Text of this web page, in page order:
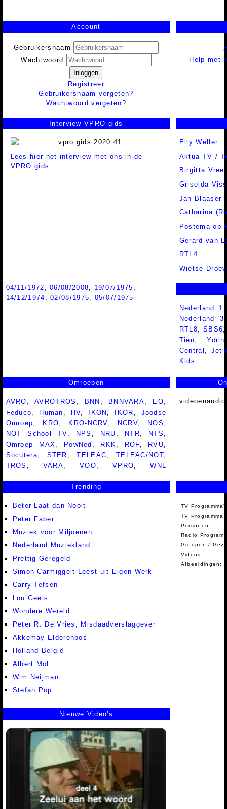
Account
Gebruikersnaam
Wachtwoord
Inloggen
Registreer
Gebruikersnaam vergeten?
Wachtwoord vergeten?
Help met
Interview VPRO gids
Lees hier het interview met ons in de
VPRO gids.
Elly Weller
Aktua TV /
Birgitta
Griselda
Jan Blaaser
Catharina
Postema op
Gerard van
RTL4
Wietse
04/11/1972 ,06/08/2008 19/07/1975
14/12/1974 ,02/08/1975
05/07/1975
Nederland
Nederland
RTL8,SBS6
Tien,Yorin
Central ,
Kids
Omroepen
AVRO ,AVROTROS BNN BNNVARA EO
Feduco
Human HV IKON IKOR
Joodse
Omroep
KRO KRO-NCRV NCRV NOS
NOT School TV
NPS NRU NTR NTS
Omroep MAX
PowNed RKK ROF RVU
Socutera
STER ,TELEAC TELEAC/NOT
TROS
VARA ,VOO ,VPRO ,WNL
Trending
Beter Laat dan Nooit
Peter Faber
Muziek voor Miljoenen
Nederland Muziekland
Prettig Geregeld
Simon Carmiggelt Leest uit Eigen Werk
Carry Tefsen
Lou Geels
Wondere Wereld
Peter R. De Vries, Misdaadverslaggever
Akkemay Elderenbos
Holland-België
Albert Mol
Wim Neijman
Stefan Pop
TV
TV Programma
Personen:
Radio
Groepen /
Videos:
Afbeeldingen:
Nieuwe Video's